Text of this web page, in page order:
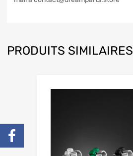
PRODUITS SIMILAIRES